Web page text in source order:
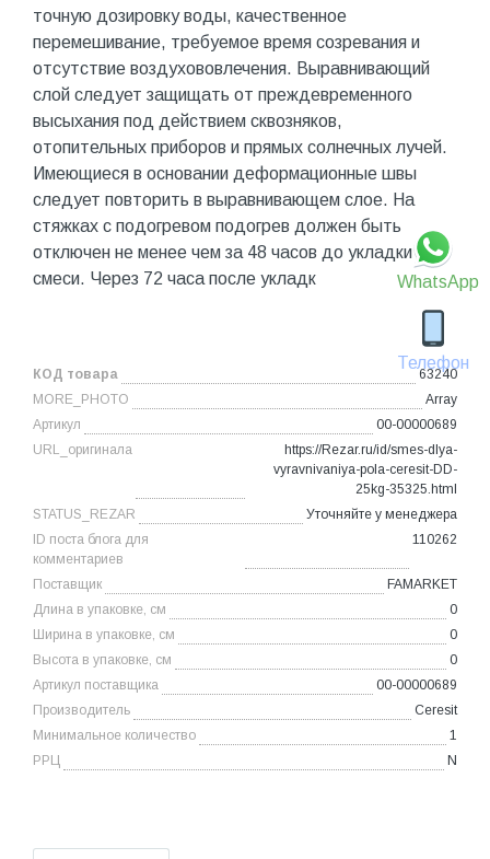
WhatsApp
Телефон
точную дозировку воды, качественное
перемешивание, требуемое время созревания и
отсутствие воздухововлечения. Выравнивающий
слой следует защищать от преждевременного
высыхания под действием сквозняков,
отопительных приборов и прямых солнечных лучей.
Имеющиеся в основании деформационные швы
следует повторить в выравнивающем слое. На
стяжках с подогревом подогрев должен быть
отключен не менее чем за 48 часов до укладки
смеси. Через 72 часа после укладк
КОД товара
63240
MORE_PHOTO
Array
Артикул
00-00000689
URL_оригинала
https://Rezar.ru/id/smes-dlya-
vyravnivaniya-pola-ceresit-DD-
25kg-35325.html
STATUS_REZAR
Уточняйте у менеджера
ID поста блога для
комментариев
110262
Поставщик
FAMARKET
Длина в упаковке, см
0
Ширина в упаковке, см
0
Высота в упаковке, см
0
Артикул поставщика
00-00000689
Производитель
Ceresit
Минимальное количество
1
РРЦ
N